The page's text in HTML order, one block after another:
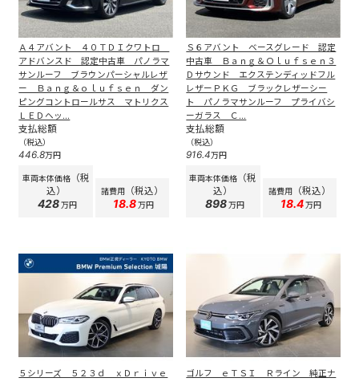
Ａ４アバント ４０ＴＤＩクワトロ
アドバンスド 認定中古車 パノラマ
サンルーフ ブラウンパーシャルレザ
ー Ｂａｎｇ＆ｏｌｕｆｓｅｎ ダン
ピングコントロールサス マトリクス
ＬＥＤヘッ...
支払総額
（税込）
446.8万円
車両本体価格（税
込）
428万円
諸費用（税込）
18.8万円
Ｓ６アバント ベースグレード 認定
中古車 Ｂａｎｇ＆Ｏｌｕｆｓｅｎ３
Ｄサウンド エクステンディッドフル
レザーＰＫＧ ブラックレザーシー
ト パノラマサンルーフ プライバシ
ーガラス Ｃ...
支払総額
（税込）
916.4万円
車両本体価格
（税
込）
898万円
諸費用（税込）
18.4万円
５シリーズ ５２３ｄ ｘＤｒｉｖｅ
ゴルフ ｅＴＳＩ Ｒライン 純正ナ